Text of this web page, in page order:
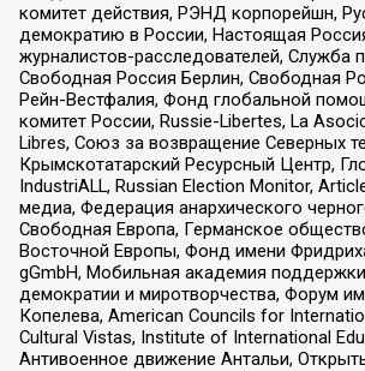
комитет действия, РЭНД корпорейшн,
демократию в России, Настоящая
журналистов-расследователей, Служба
Свободная Россия Берлин, Свободная
Рейн-Вестфалия, Фонд глобальной
комитет России, Russie-Libertes, La
Libres, Союз за возвращение Северных
Крымскотатарский Ресурсный Центр,
IndustriALL, Russian Election Monitor,
медиа, Федерация анархического
Свободная Европа, Германское
Восточной Европы, Фонд имени
gGmbH, Мобильная академия
демократии и миротворчества, Форум
Копелева, American Councils for
Cultural Vistas, Institute of International
Антивоенное движение Антальи,